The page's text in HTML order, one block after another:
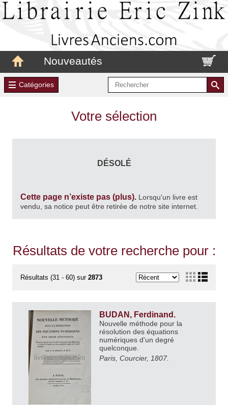
Nouveautés
Catégories
Votre sélection
DÉSOLÉ
Cette page n’existe pas (plus). Lorsqu'un livre est
vendu, sa notice peut être retirée de notre site internet.
Résultats de votre recherche pour :
Résultats (31 - 60) sur 2873
BUDAN, Ferdinand.
Nouvelle méthode pour la
résolution des équations
numériques d'un degré
quelconque.
Paris, Courcier, 1807.